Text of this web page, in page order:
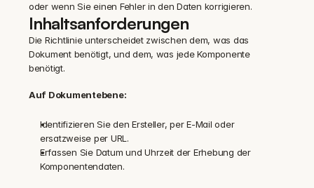
oder wenn Sie einen Fehler in den Daten korrigieren.
Inhaltsanforderungen
Die Richtlinie unterscheidet zwischen dem, was das
Dokument benötigt, und dem, was jede Komponente
benötigt.
Auf Dokumentebene:
Identifizieren Sie den Ersteller, per E-Mail oder
ersatzweise per URL.
Erfassen Sie Datum und Uhrzeit der Erhebung der
Komponentendaten.